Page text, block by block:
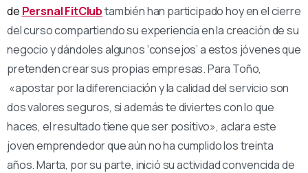
de Persnal FitClubtambién han participado hoy en el cierre
del curso compartiendo su experiencia en la creación de su
negocio y dándoles algunos ‘consejos’ a estos jóvenes que
pretenden crear sus propias empresas. Para Toño,
«apostar por la diferenciación y la calidad del servicio son
dos valores seguros, si además te diviertes con lo que
haces, el resultado tiene que ser positivo», aclara este
joven emprendedor que aún no ha cumplido los treinta
años. Marta, por su parte, inició su actividad convencida de